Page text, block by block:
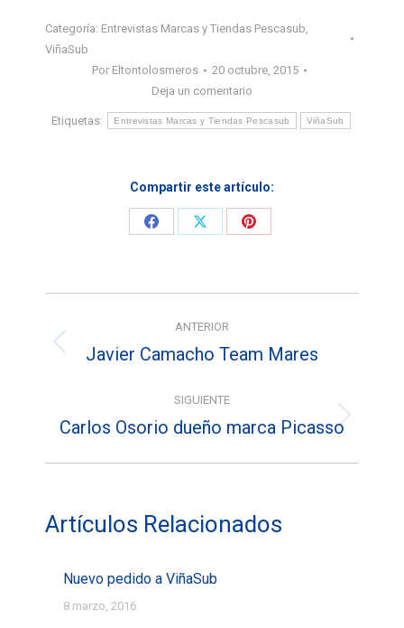
Categoría: Entrevistas Marcas y Tiendas Pescasub,
ViñaSub
Por Eltontolosmeros
20 octubre, 2015
Deja un comentario
Etiquetas: Entrevistas Marcas y Tiendas Pescasub ViñaSub
Compartir este artículo:
Share
Share
Share
entre
ANTERIOR
Entrada
Javier Camacho Team Mares
SIGUIENTE
Entrada
Carlos Osorio dueño marca Picasso
Artículos Relacionados
Nuevo pedido a ViñaSub
8 marzo, 2016